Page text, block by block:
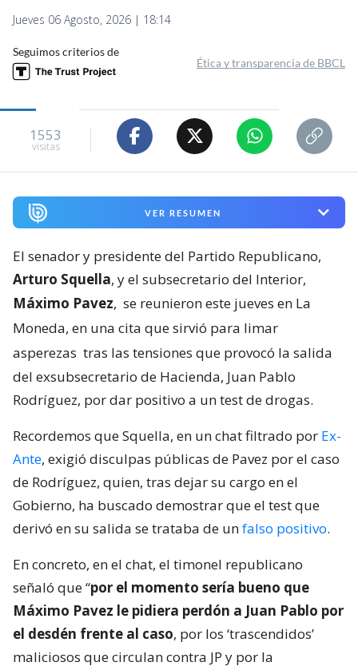
Jueves 06 Agosto, 2026 | 18:14
Seguimos criterios de
Ética y transparencia de BBCL
1553
visitas
VER RESUMEN
El senador y presidente del Partido Republicano,
Arturo Squella, y el subsecretario del Interior,
Máximo Pavez, se reunieron este jueves en La
Moneda, en una cita que sirvió para limar
asperezas tras las tensiones que provocó la salida
del exsubsecretario de Hacienda, Juan Pablo
Rodríguez, por dar positivo a un test de drogas.
Recordemos que Squella, en un chat filtrado por Ex-
Ante, exigió disculpas públicas de Pavez por el caso
de Rodríguez, quien, tras dejar su cargo en el
Gobierno, ha buscado demostrar que el test que
derivó en su salida se trataba de unfalso positivo.
En concreto, en el chat, el timonel republicano
señaló que “por el momento sería bueno que
Máximo Pavez le pidiera perdón a Juan Pablo por
el desdén frente al caso, por los ‘trascendidos’
maliciosos que circulan contra JP y por la